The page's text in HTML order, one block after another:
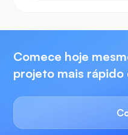
Comece hoje
projeto mais